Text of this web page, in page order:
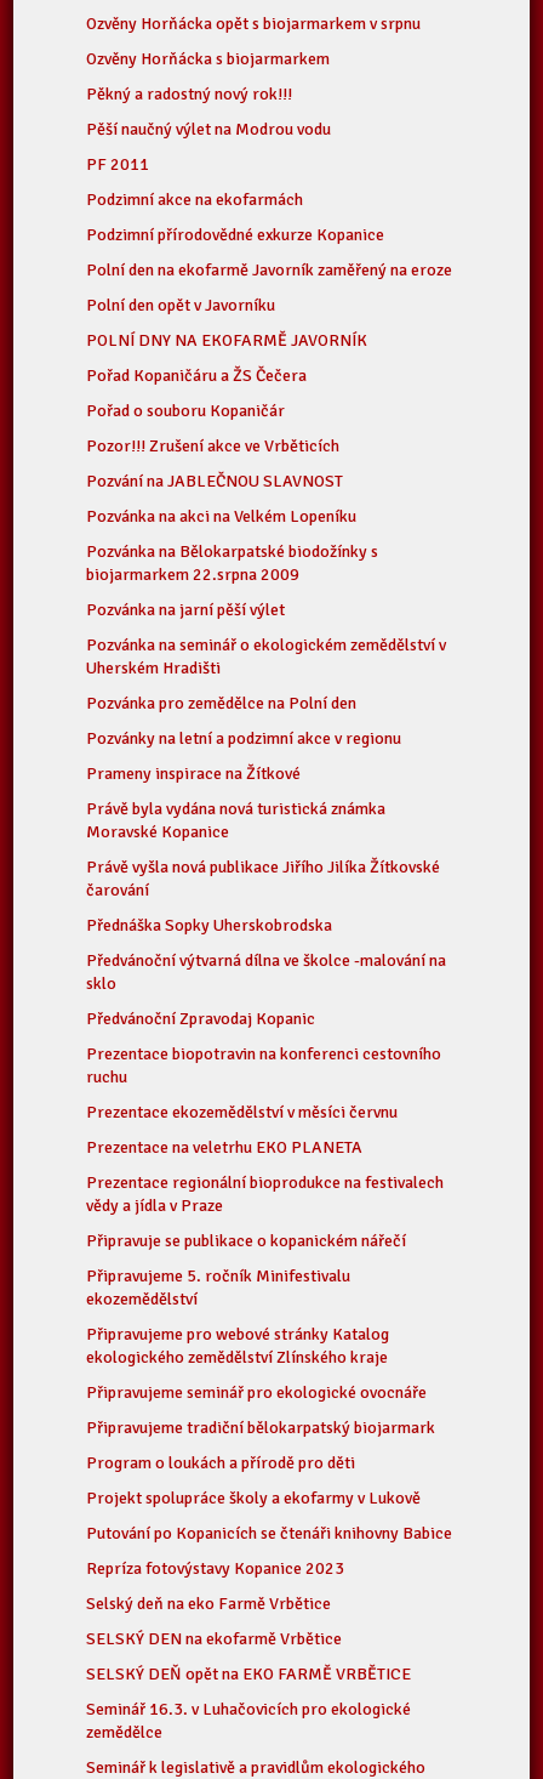
Ozvěny Horňácka opět s biojarmarkem v srpnu
Ozvěny Horňácka s biojarmarkem
Pěkný a radostný nový rok!!!
Pěší naučný výlet na Modrou vodu
PF 2011
Podzimní akce na ekofarmách
Podzimní přírodovědné exkurze Kopanice
Polní den na ekofarmě Javorník zaměřený na eroze
Polní den opět v Javorníku
POLNÍ DNY NA EKOFARMĚ JAVORNÍK
Pořad Kopaničáru a ŽS Čečera
Pořad o souboru Kopaničár
Pozor!!! Zrušení akce ve Vrběticích
Pozvání na JABLEČNOU SLAVNOST
Pozvánka na akci na Velkém Lopeníku
Pozvánka na Bělokarpatské biodožínky s
biojarmarkem 22.srpna 2009
Pozvánka na jarní pěší výlet
Pozvánka na seminář o ekologickém zemědělství v
Uherském Hradišti
Pozvánka pro zemědělce na Polní den
Pozvánky na letní a podzimní akce v regionu
Prameny inspirace na Žítkové
Právě byla vydána nová turistická známka
Moravské Kopanice
Právě vyšla nová publikace Jiřího Jilíka Žítkovské
čarování
Přednáška Sopky Uherskobrodska
Předvánoční výtvarná dílna ve školce -malování na
sklo
Předvánoční Zpravodaj Kopanic
Prezentace biopotravin na konferenci cestovního
ruchu
Prezentace ekozemědělství v měsíci červnu
Prezentace na veletrhu EKO PLANETA
Prezentace regionální bioprodukce na festivalech
vědy a jídla v Praze
Připravuje se publikace o kopanickém nářečí
Připravujeme 5. ročník Minifestivalu
ekozemědělství
Připravujeme pro webové stránky Katalog
ekologického zemědělství Zlínského kraje
Připravujeme seminář pro ekologické ovocnáře
Připravujeme tradiční bělokarpatský biojarmark
Program o loukách a přírodě pro děti
Projekt spolupráce školy a ekofarmy v Lukově
Putování po Kopanicích se čtenáři knihovny Babice
Repríza fotovýstavy Kopanice 2023
Selský deň na eko Farmě Vrbětice
SELSKÝ DEN na ekofarmě Vrbětice
SELSKÝ DEŇ opět na EKO FARMĚ VRBĚTICE
Seminář 16.3. v Luhačovicích pro ekologické
zemědělce
Seminář k legislativě a pravidlům ekologického